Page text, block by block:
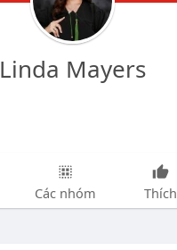
Linda Mayers
Các nhóm Thích